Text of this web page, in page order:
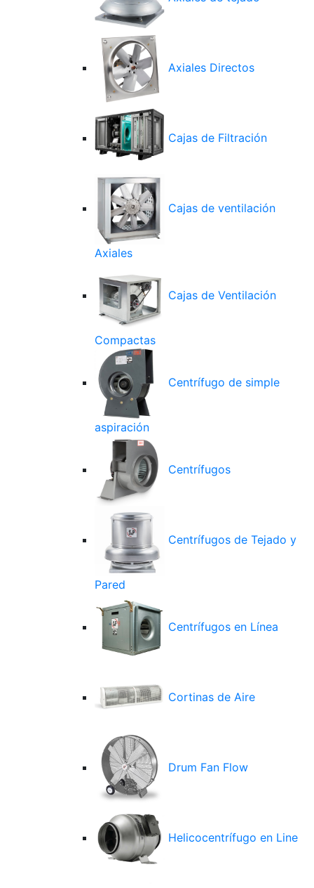
Axiales Directos
Cajas de Filtración
Cajas de ventilación
Axiales
Cajas de Ventilación
Compactas
Centrífugo de simple
aspiración
Centrífugos
Centrífugos de Tejado y
Pared
Centrífugos en Línea
Cortinas de Aire
Drum Fan Flow
Helicocentrífugo en Line